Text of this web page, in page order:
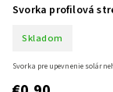
Svorka profilová
Skladom
Svorka pre upevnenie